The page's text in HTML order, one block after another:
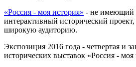
«Россия - моя история» - не имеющий
интерактивный исторический
широкую аудиторию.
Экспозиция 2016 года - четвертая и
исторических выставок «Россия - моя